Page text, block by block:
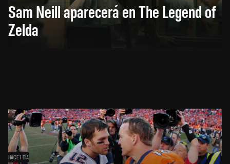
Sam Neill aparecerá en The Legend of
Zelda
HACE 1 DÍA